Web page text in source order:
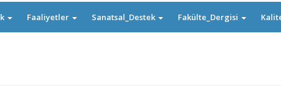
Faaliyetler Sanatsal_Destek Fakülte_Dergisi